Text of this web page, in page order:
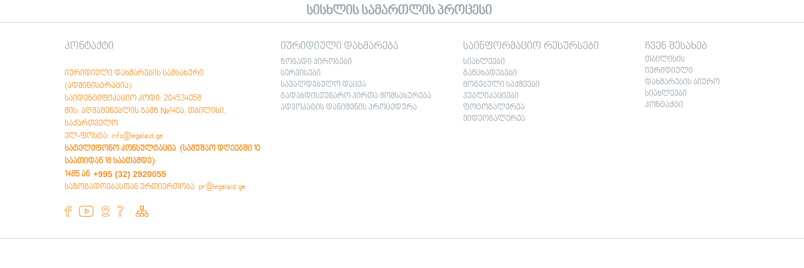
სისხლის სამართლის პროცესი
კონტაქტი
იურიდიული დახმარების სამსახური
(ადმინისტრაცია)
საიდენტიფიკაციო კოდი: 204534058
მის: აღმაშენებლის გამზ №140ა, თბილისი,
საქართველო
ელ-ფოსტა: info@legalaid.ge
სატელეფონო კონსულტაცია (სამუშაო დღეებში 10
საათიდან 18 საათამდე):
1485 ან +995 (32) 2920055
საზოგადოებასთან ურთიერთობა: pr@legalaid.ge
იურიდიული დახმარება
ზოგადი პირობები
სერვისები
სავალდებულო დაცვა
გადახდისუუნარო პირთა მომსახურება
ადვოკატის დანიშვნის პროცედურა
საინფორმაციო რესურსები
სიახლეები
განცხადებები
მოგებული საქმეები
პუბლიკაციები
ფოტოგალერეა
ვიდეოგალერეა
ჩვენ შესახებ
თბილისის
იურიდიული
დახმარების ბიურო
სიახლეები
კონტაქტი